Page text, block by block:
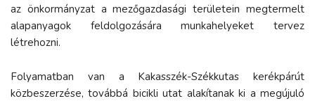
az önkormányzat a mezőgazdasági területein megtermelt
alapanyagok feldolgozására munkahelyeket tervez
létrehozni.
Folyamatban van a Kakasszék-Székkutas kerékpárút
közbeszerzése, továbbá bicikli utat alakítanak ki a megújuló